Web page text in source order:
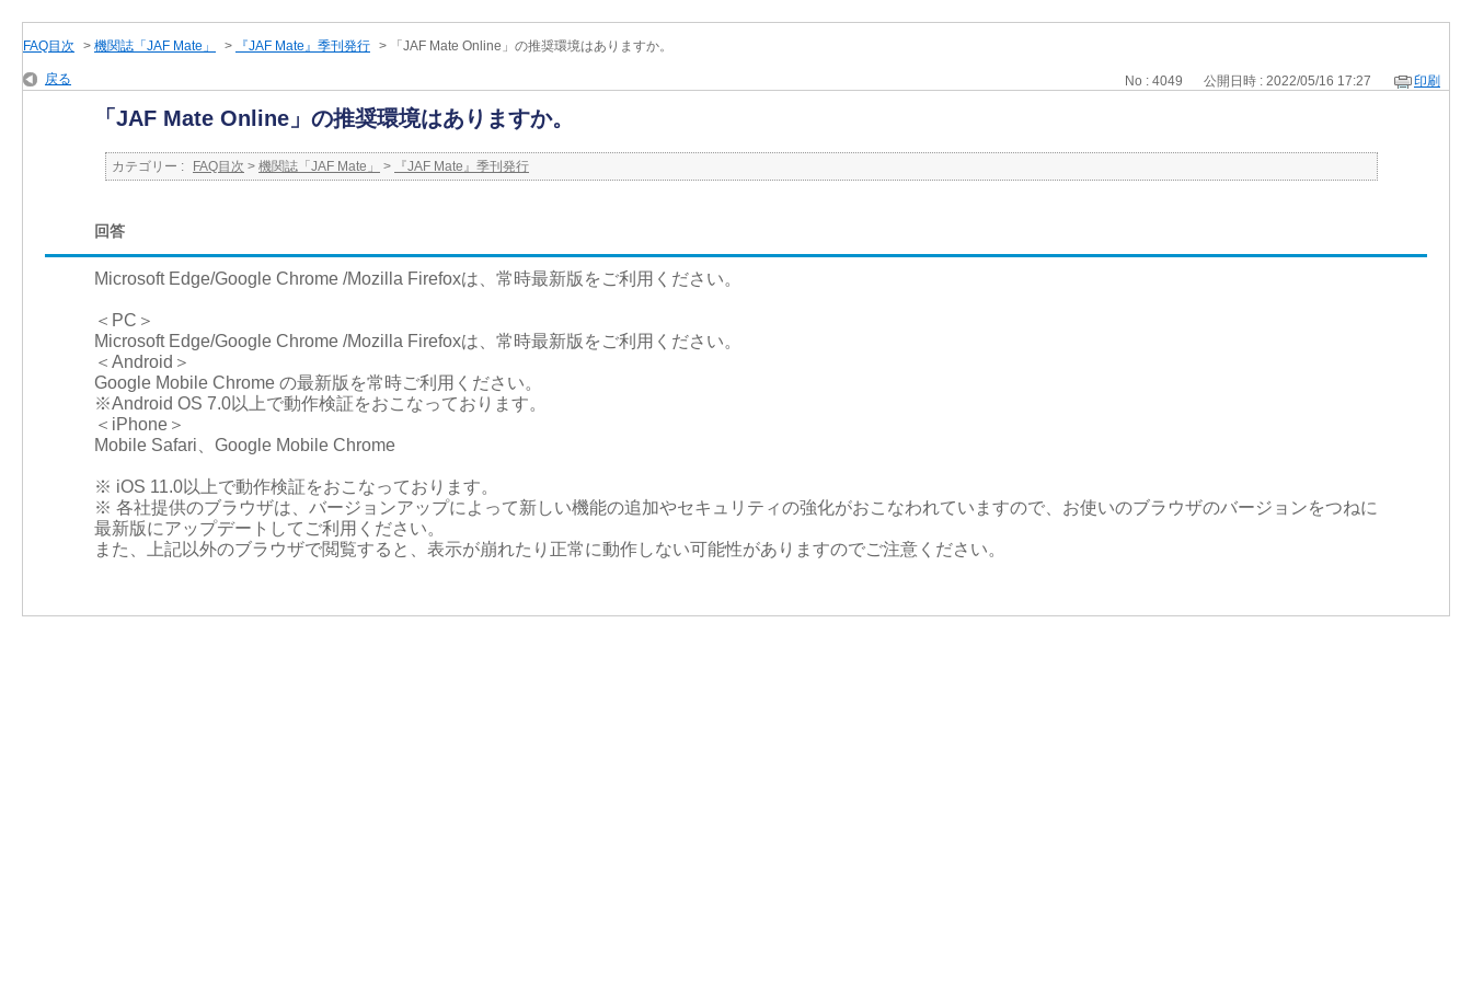
FAQ目次 > 機関誌「JAF Mate」 > 『JAF Mate』季刊発行 > 「JAF Mate Online」の推奨環境はありますか。
戻る No : 4049 公開日時 : 2022/05/16 17:27 印刷
「JAF Mate Online」の推奨環境はありますか。
カテゴリー : FAQ目次 > 機関誌「JAF Mate」 > 『JAF Mate』季刊発行
回答
Microsoft Edge/Google Chrome /Mozilla Firefoxは、常時最新版をご利⽤ください。
＜PC＞
Microsoft Edge/Google Chrome /Mozilla Firefoxは、常時最新版をご利⽤ください。
＜Android＞
Google Mobile Chrome の最新版を常時ご利⽤ください。
※Android OS 7.0以上で動作検証をおこなっております。
＜iPhone＞
Mobile Safari、Google Mobile Chrome
※ iOS 11.0以上で動作検証をおこなっております。
※ 各社提供のブラウザは、バージョンアップによって新しい機能の追加やセキュリティの強化がおこなわれていますので、お使いのブラウザのバージョンをつねに
最新版にアップデートしてご利⽤ください。
また、上記以外のブラウザで閲覧すると、表示が崩れたり正常に動作しない可能性がありますのでご注意ください。